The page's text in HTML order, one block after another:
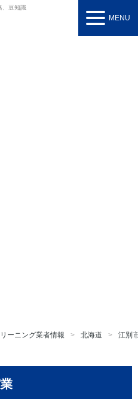
、豆知識
MENU
ーニング業者情報 北海道 江別